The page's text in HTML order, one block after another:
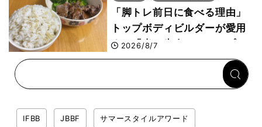
「脚トレ前日に食べる理由」
トップボディビルダーが愛用
する「米＋牛肉」のシンプル
回復メシとは？
2026/8/7
IFBB JBBF サマースタイルアワード